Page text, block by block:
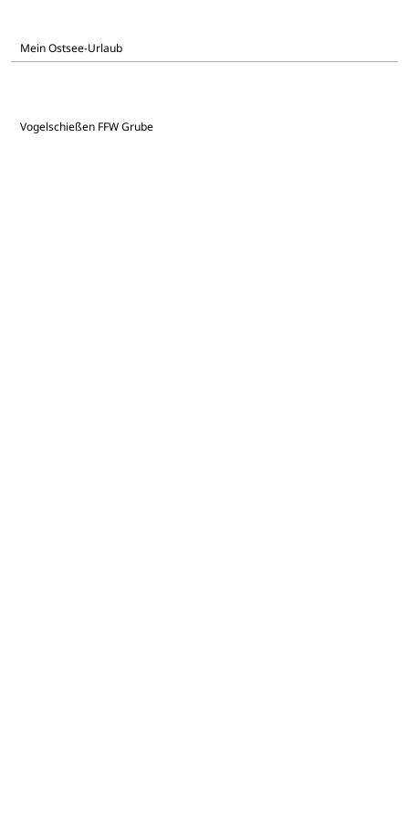
Mein Ostsee-Urlaub
Vogelschießen FFW Grube